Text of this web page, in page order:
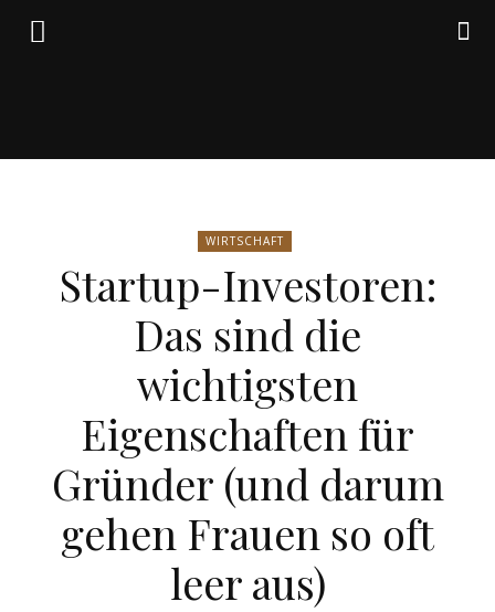
Friedrich
von
Weik
WIRTSCHAFT
Startup-Investoren:
Das sind die
wichtigsten
Eigenschaften für
Gründer (und darum
gehen Frauen so oft
leer aus)